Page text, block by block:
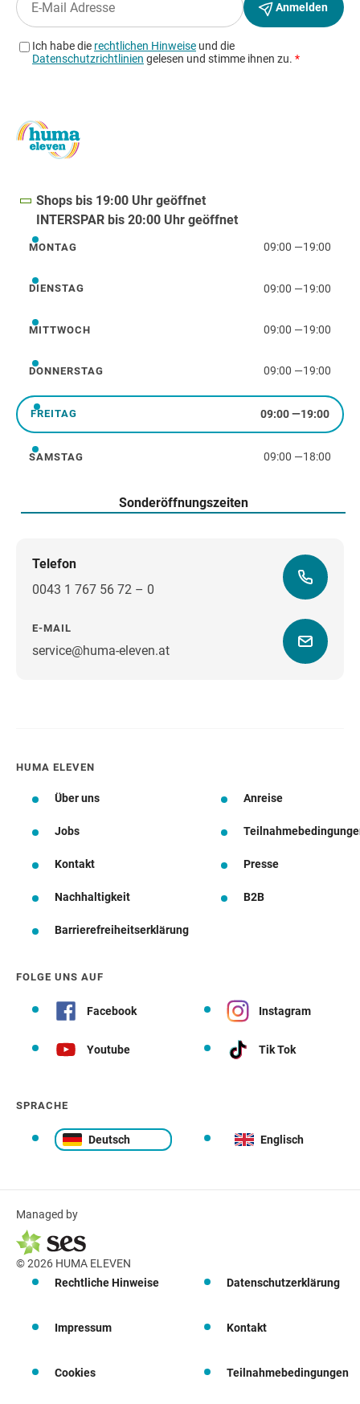
Shops bis 19:00 Uhr geöffnet
INTERSPAR bis 20:00 Uhr geöffnet
Montag
MONTAG 09:00 —19:00
Dienstag
DIENSTAG 09:00 —19:00
Mittwoch
MITTWOCH 09:00 —19:00
Donnerstag
DONNERSTAG 09:00 —19:00
Freitag
FREITAG 09:00—19:00
Samstag
SAMSTAG 09:00 —18:00
Sonderöffnungszeiten
Telefon
0043 1 767 56 72 – 0
E-MAIL
service@huma-eleven.atWegbeschreibung
HUMA ELEVEN
Über uns Anreise
Jobs
Kontakt Presse
Nachhaltigkeit B2B
Barrierefreiheitserklärung
FOLGE UNS AUF
Facebook Instagram
Youtube Tik Tok
SPRACHE
Deutsch Englisch
Managed by
© 2026 HUMA ELEVEN
Rechtliche Hinweise
Datenschutzerklärung
Impressum Kontakt
Cookies Teilnahmebedingungen